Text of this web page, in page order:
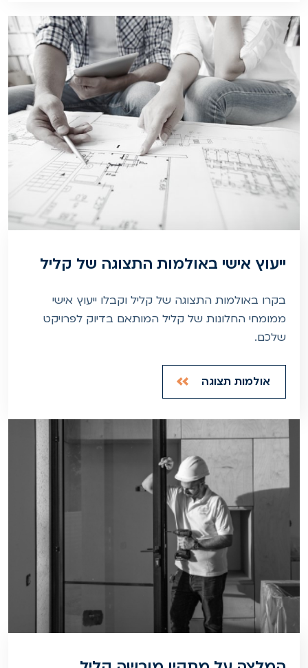
ייעוץ אישי באולמות התצוגה של קליל
בקרו באולמות התצוגה של קליל וקבלו ייעוץ אישי
ממומחי החלונות של קליל המותאם בדיוק לפרויקט
שלכם.
אולמות תצוגה